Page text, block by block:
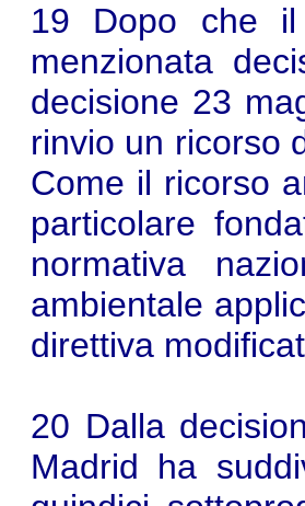
19 Dopo che il
menzionata
decisione 23
rinvio un ricorso
Come il ricorso
particolare
normativa
ambientale
direttiva
20 Dalla
Madrid ha